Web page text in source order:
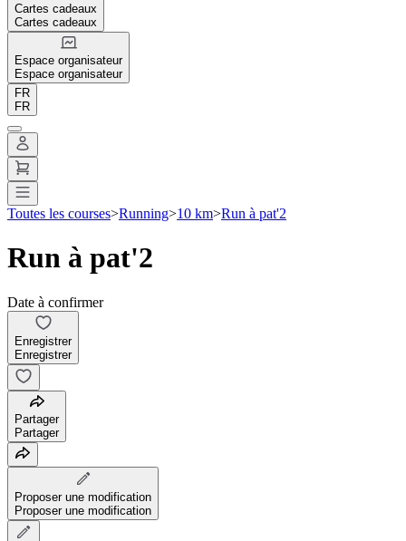
Cartes cadeaux
Cartes cadeaux
Espace organisateur
Espace organisateur
FR
FR
Toutes les courses>Running>10 km>Run à pat'2
Run à pat'2
Date à confirmer
Enregistrer
Enregistrer
Partager
Partager
Proposer une modification
Proposer une modification